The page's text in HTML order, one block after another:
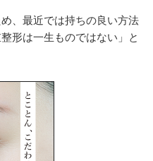
、最近では持ちの良い方法
形は一生ものではない」と